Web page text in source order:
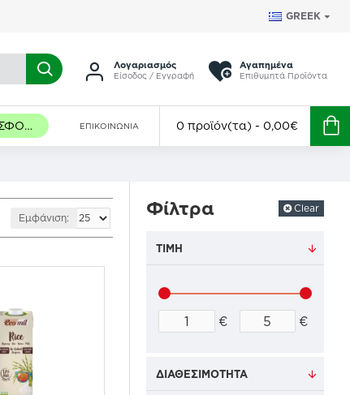
GREEK
Λογαριασμός
Είσοδος / Εγγραφή
Αγαπημένα
Επιθυμητά Προϊόντα
ΠΡΟΣΦΟΡΈΣ ΕΠΙΚΟΙΝΩΝΊΑ 0 προϊόν(τα) - 0,00€
Εμφάνιση: Φίλτρα Clear
ΤΙΜΉ
€ €
ΔΙΑΘΕΣΙΜΌΤΗΤΑ